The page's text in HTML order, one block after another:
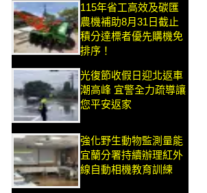
115年省工高效及碳匯
農機補助8月31日截止
積分達標者優先購機免
排序！
光復節收假日迎北返車
潮高峰 宜警全力疏導讓
您平安返家
強化野生動物監測量能
宜蘭分署持續辦理紅外
線自動相機教育訓練